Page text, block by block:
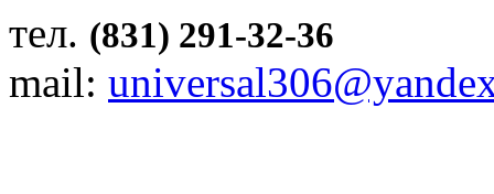
тел. (831) 291-32-36
mail: